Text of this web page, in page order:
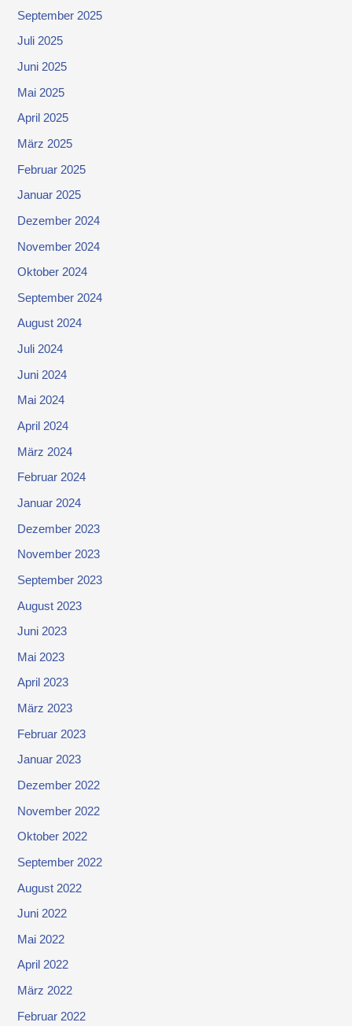
September 2025
Juli 2025
Juni 2025
Mai 2025
April 2025
März 2025
Februar 2025
Januar 2025
Dezember 2024
November 2024
Oktober 2024
September 2024
August 2024
Juli 2024
Juni 2024
Mai 2024
April 2024
März 2024
Februar 2024
Januar 2024
Dezember 2023
November 2023
September 2023
August 2023
Juni 2023
Mai 2023
April 2023
März 2023
Februar 2023
Januar 2023
Dezember 2022
November 2022
Oktober 2022
September 2022
August 2022
Juni 2022
Mai 2022
April 2022
März 2022
Februar 2022